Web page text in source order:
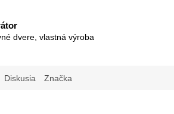
dvere, vlastná výroba
Diskusia Značka